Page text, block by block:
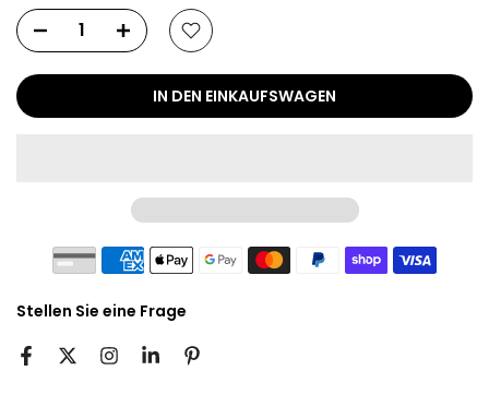
IN DEN EINKAUFSWAGEN
Stellen Sie eine Frage